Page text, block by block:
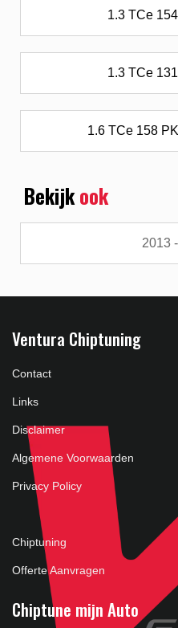
1.3 TCe
1.3 TCe
1.6 TCe 158
Bekijkook
2013
Ventura Chiptuning
Contact
Links
Disclaimer
Algemene Voorwaarden
Privacy Policy
Chiptuning
Offerte Aanvragen
Chiptune mijn Auto